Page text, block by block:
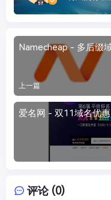
Namecheap - 多后缀
上一篇
爱名网 - 双11域名优
评论 (0)